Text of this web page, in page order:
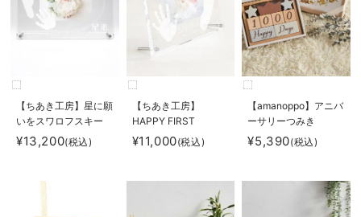
【ちあき工房】星に願
いをスワロフスキー
¥13,200(税込)
【ちあき工房】
HAPPY FIRST
BIRTHDAY
¥11,000(税込)
【amanoppo】アニバ
ーサリーつみき
coccole story
¥5,390(税込)